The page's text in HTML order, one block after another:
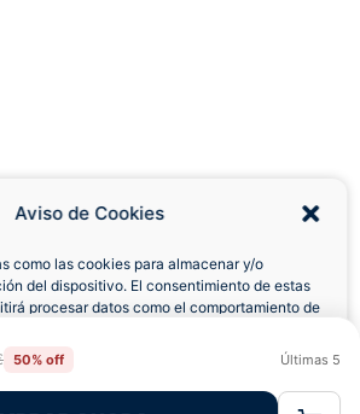
Aviso de Cookies
como las cookies para almacenar y/o
del dispositivo. El consentimiento de estas
procesar datos como el comportamiento de
puede afectar negativamente a ciertas
50% off Últimas 5